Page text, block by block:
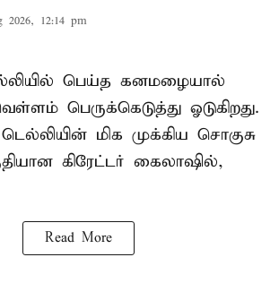
2026, 12:14 pm
பெய்த கனமழையால்
பெருக்கெடுத்து ஓடுகிறது.
மிக முக்கிய சொகுசு
கிரேட்டர் கைலாஷில்,
Read More